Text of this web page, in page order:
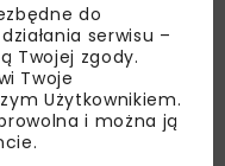
na otrzymywanie na
do
serwisu –
Twojej zgody.
Twoje
Użytkownikiem.
i można ją